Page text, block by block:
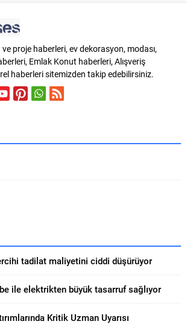
çözüm aradı. 2017’de riskli ilan
edilen sağlıksız yapılarda
yaşamak zorunda kalan yaklaşık
1.200 vatandaş,...
proje haberleri, ev dekorasyon, modası,
Emlak Konut haberleri, Alışveriş
haberleri sitemizden takip edebilirsiniz.
tadilat maliyetini ciddi düşürüyor
ile elektrikten büyük tasarruf sağlıyor
Kritik Uzman Uyarısı